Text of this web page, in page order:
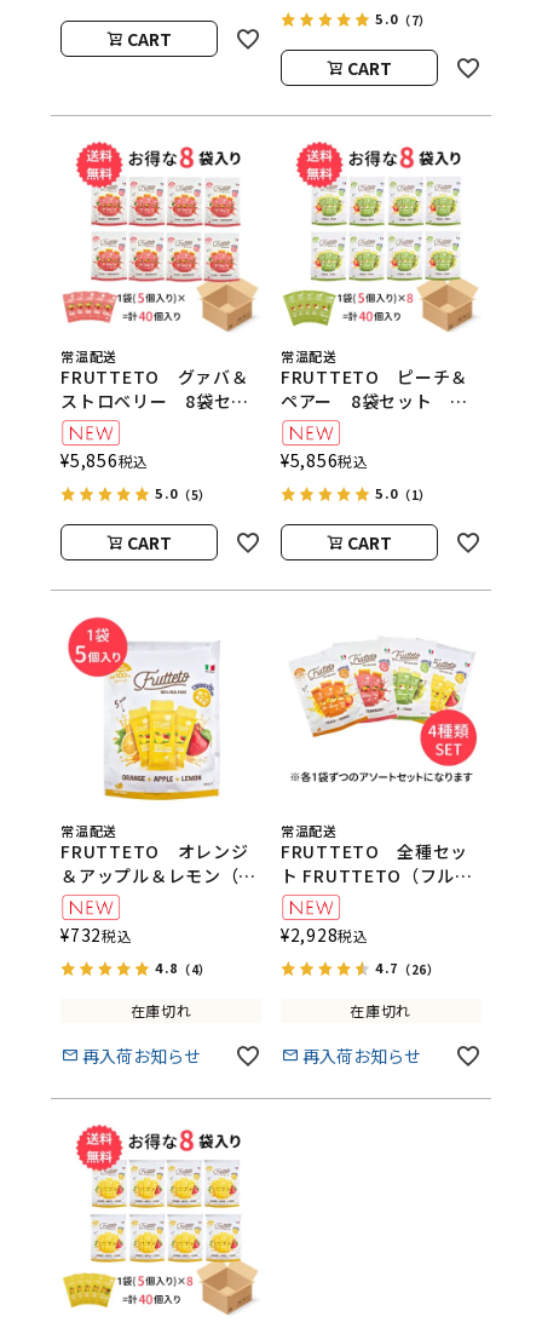
（アシュレイアンドバー
ウッド）CART
5.0（7）
CART
常温配送
FRUTTETO グァバ＆
ストロベリー 8袋セッ
ト FRUTTETO（フル
ッテート）
¥5,856税込
5.0 （5）
CART
常温配送
FRUTTETO ピーチ＆
ペアー 8袋セット
FRUTTETO（フルッテ
ート）
¥5,856税込
5.0（1）
CART
常温配送
FRUTTETO オレンジ
＆アップル＆レモン（5
個入り）
FRUTTETO（フルッテ
ート）
¥732税込
4.8 （4）
在庫切れ
再入荷お知らせ
常温配送
FRUTTETO 全種セッ
ト FRUTTETO（フルッ
テート）
¥2,928税込
4.7 （26）
在庫切れ
再入荷お知らせ